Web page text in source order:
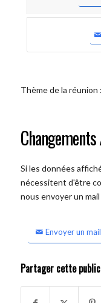
Thème de la réunion :
Si les données
nécessitent d'être
nous envoyer un mail
Envoyer un
Partager cette